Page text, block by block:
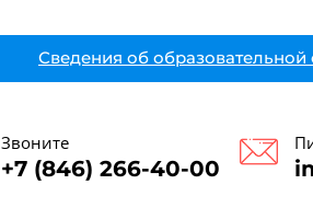
Сведения об образовательной
Звоните
+7 (846) 266-40-00